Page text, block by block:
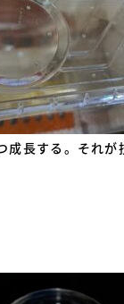
成長する。それが